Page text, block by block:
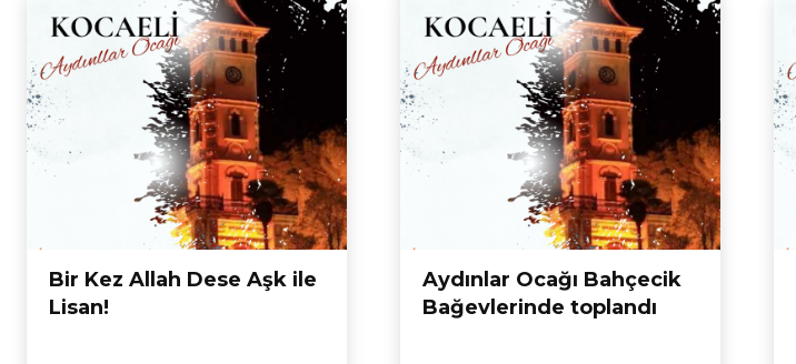
Bir Kez Allah Dese Aşk ile
Lisan!
Aydınlar Ocağı Bahçecik
Bağevlerinde toplandı